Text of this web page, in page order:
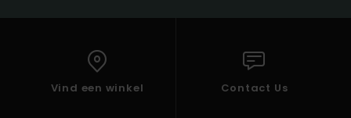
Vind een winkel Contact Us